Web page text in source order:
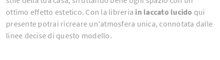
ottimo effetto estetico. Con la libreria in laccato lucido qui
presente potrai ricreare un'atmosfera unica, connotata dalle
linee decise di questo modello.